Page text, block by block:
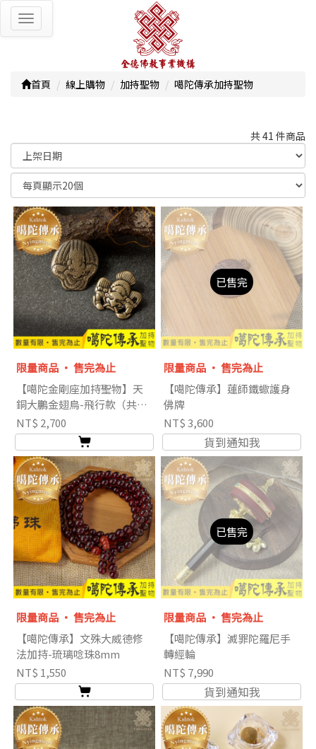
Toggle
navigation
首頁 線上購物 加持聖物 噶陀傳承加持聖物
共 41 件商品
顯示篩選條件
限量商品 ‧ 售完為止
【噶陀金剛座加持聖物】天
銅大鵬金翅鳥-飛行款（共二
款）
NT$ 2,700
已售完
限量商品 ‧ 售完為止
【噶陀傳承】蓮師鐵蠍護身
佛牌
NT$ 3,600
貨到通知我
限量商品 ‧ 售完為止
【噶陀傳承】文殊大威德修
法加持-琉璃唸珠8mm
NT$ 1,550
已售完
限量商品 ‧ 售完為止
【噶陀傳承】滅罪陀羅尼手
轉經輪
NT$ 7,990
貨到通知我